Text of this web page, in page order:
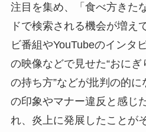
注目を集め、「食べ方きた
ドで検索される機会が増え
ビ番組やYouTubeのインタ
の映像などで見せた“おにぎ
の持ち方”などが批判の的
の印象やマナー違反と感じ
れ、炎上に発展したことが